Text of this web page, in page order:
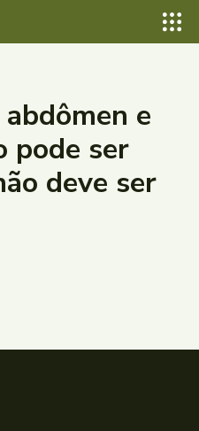
e
pode ser
deve ser